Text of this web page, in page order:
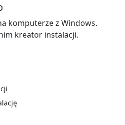
komputerze z Windows.
kreator instalacji.